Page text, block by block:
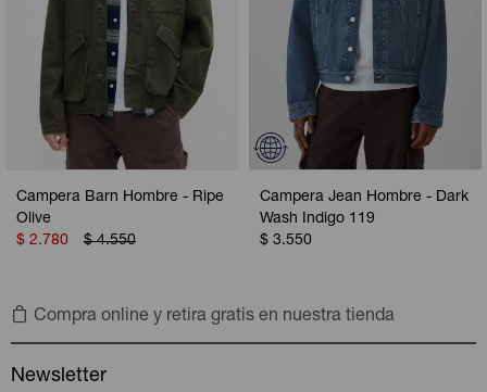
Campera Barn Hombre - Ripe
Olive
$ 2.780 $ 4.550
Campera Jean Hombre - Dark
Wash Indigo 119
$ 3.550
Compra online y retira gratis en nuestra tienda
Newsletter